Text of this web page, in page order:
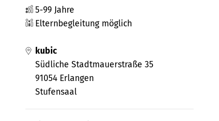
5-99 Jahre
Elternbegleitung möglich
kubic
Südliche Stadtmauerstraße 35
91054 Erlangen
Stufensaal